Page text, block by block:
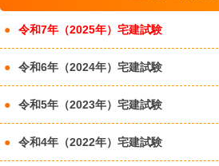
令和7年（2025年）宅建試験
令和6年（2024年）宅建試験
令和5年（2023年）宅建試験
令和4年（2022年）宅建試験